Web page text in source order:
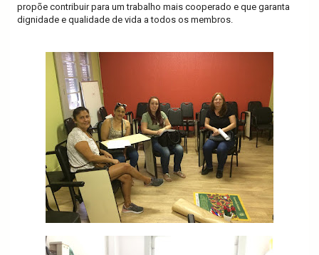
propõe contribuir para um trabalho mais cooperado e que garanta
dignidade e qualidade de vida a todos os membros.